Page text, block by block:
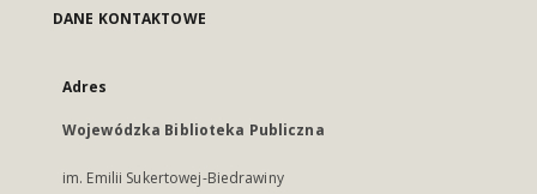
DANE KONTAKTOWE
Adres
Wojewódzka Biblioteka Publiczna
im. Emilii Sukertowej-Biedrawiny